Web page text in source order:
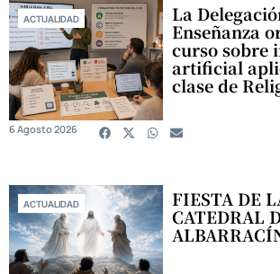
ACTUALIDAD La
Enseñanza
curso sobre
artificial
clase de
6 Agosto 2026
ACTUALIDAD FIESTA DE
CATEDRAL